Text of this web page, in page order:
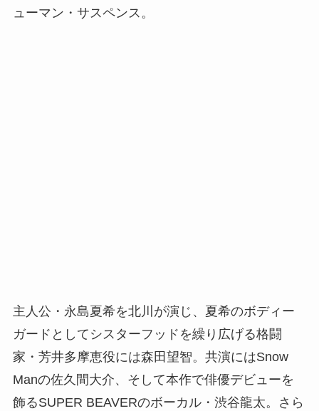
ューマン・サスペンス。
主人公・永島夏希を北川が演じ、夏希のボディー
ガードとしてシスターフッドを繰り広げる格闘
家・芳井多摩恵役には森田望智。共演にはSnow
Manの佐久間大介、そして本作で俳優デビューを
飾るSUPER BEAVERのボーカル・渋谷龍太。さら